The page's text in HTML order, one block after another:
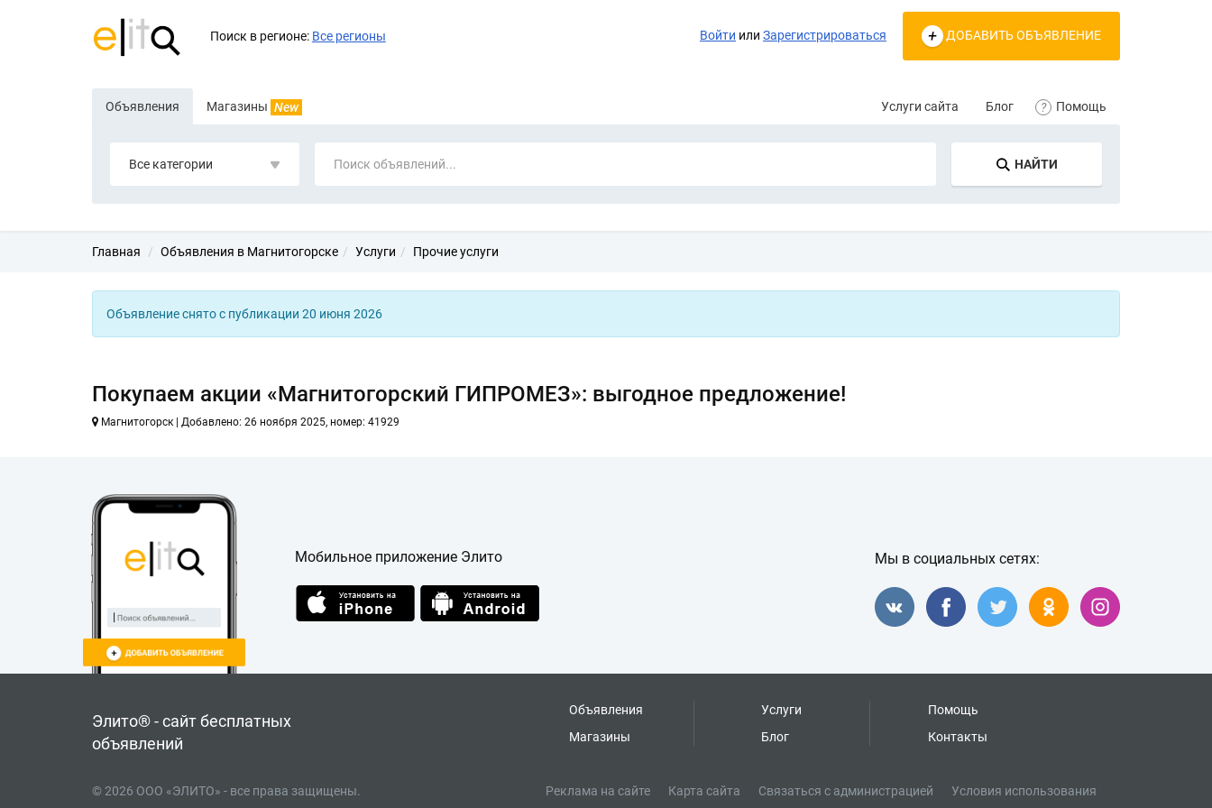
Поиск в регионе: Все регионы Войти или Зарегистрироваться ДОБАВИТЬ ОБЪЯВЛЕНИЕ
Объявления Магазины New Услуги сайта Блог Помощь
Все категории НАЙТИ
Главная Объявления в Магнитогорске Услуги Прочие услуги
Объявление снято с публикации 20 июня 2026
Покупаем акции «Магнитогорский ГИПРОМЕЗ»: выгодное предложение!
Магнитогорск | Добавлено: 26 ноября 2025, номер: 41929
Мобильное приложение Элито Мы в социальных сетях:
Элито® - сайт бесплатных
объявлений
Объявления
Магазины
Услуги
Блог
Помощь
Контакты
© 2026 ООО «ЭЛИТО» - все права защищены. Реклама на сайте Карта сайта Связаться с администрацией Условия использования